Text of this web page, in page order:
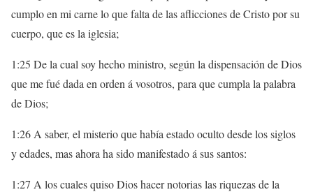
cumplo en mi carne lo que falta de las aflicciones de Cristo por su
cuerpo, que es la iglesia;
1:25 De la cual soy hecho ministro, según la dispensación de Dios
que me fué dada en orden á vosotros, para que cumpla la palabra
de Dios;
1:26 A saber, el misterio que había estado oculto desde los siglos
y edades, mas ahora ha sido manifestado á sus santos:
1:27 A los cuales quiso Dios hacer notorias las riquezas de la